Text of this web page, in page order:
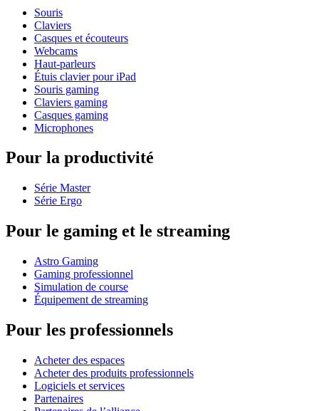
Souris
Claviers
Casques et écouteurs
Webcams
Haut-parleurs
Étuis clavier pour iPad
Souris gaming
Claviers gaming
Casques gaming
Microphones
Pour la productivité
Série Master
Série Ergo
Pour le gaming et le streaming
Astro Gaming
Gaming professionnel
Simulation de course
Équipement de streaming
Pour les professionnels
Acheter des espaces
Acheter des produits professionnels
Logiciels et services
Partenaires